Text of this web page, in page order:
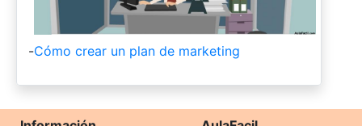
-Cómo crear un plan de marketing